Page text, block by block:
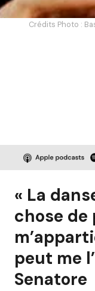
Crédits Photo :
« La
chose de
peut me
Senatore